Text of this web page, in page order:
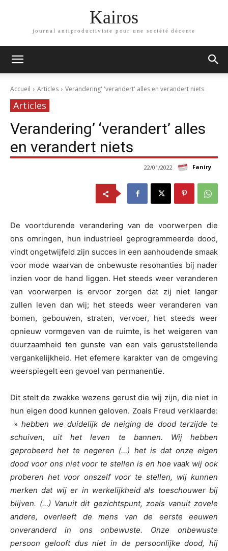
Kairos
journal antiproductiviste pour une société décente
Accueil Articles Verandering' 'verandert' alles en verandert niets
Articles
Verandering’ ‘verandert’ alles
en verandert niets
Faniry
22/01/2022
De voortdurende verandering van de voorwerpen die
ons omringen, hun industrieel geprogrammeerde dood,
vindt ongetwijfeld zijn succes in een aanhoudende smaak
voor mode waarvan de onbewuste resonanties bij nader
inzien voor de hand liggen. Het steeds weer veranderen
van voorwerpen is ervoor zorgen dat zij niet langer
zullen leven dan wij; het steeds weer veranderen van
bomen, gebouwen, straten, vervoer, het steeds weer
opnieuw vormgeven van de ruimte, is het weigeren van
duurzaamheid ten gunste van een vals geruststellende
vergankelijkheid. Het efemere karakter van de omgeving
weerspiegelt een gevoel van permanentie.
Dit stelt de zwakke wezens gerust die wij zijn, die niet in
hun eigen dood kunnen geloven. Zoals Freud verklaarde:
»hebben we duidelijk de neiging de dood terzijde te
schuiven, uit het leven te bannen. Wij hebben
geprobeerd het te negeren (…) het is dat onze eigen
dood voor ons niet voor te stellen is en hoe vaak wij ook
proberen het voor onszelf voor te stellen, wij kunnen
merken dat wij er in werkelijkheid als toeschouwer bij
blijven. (…) Vanuit dit gezichtspunt, zoals vanuit zovele
andere, overleeft de mens van de eerste eeuwen
onveranderd in ons onbewuste. Onze onbewuste
persoon gelooft dus niet in de persoonlijke dood, hij